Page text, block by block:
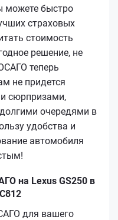
быстро
страховых
стоимость
решение, не
теперь
не придется
сюрпризами,
очередями в
удобства и
автомобиля
на Lexus GS250 в
для вашего